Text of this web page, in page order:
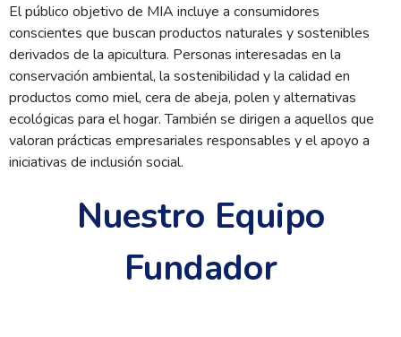
El público objetivo de MIA incluye a consumidores
conscientes que buscan productos naturales y sostenibles
derivados de la apicultura. Personas interesadas en la
conservación ambiental, la sostenibilidad y la calidad en
productos como miel, cera de abeja, polen y alternativas
ecológicas para el hogar. También se dirigen a aquellos que
valoran prácticas empresariales responsables y el apoyo a
iniciativas de inclusión social.
Nuestro Equipo
Fundador